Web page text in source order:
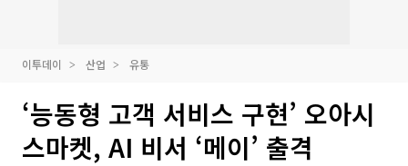
이투데이 산업 유통
‘능동형 고객 서비스 구현’ 오아시
스마켓, AI 비서 ‘메이’ 출격